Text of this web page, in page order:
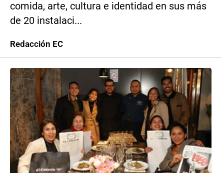
comida, arte, cultura e identidad en sus más
de 20 instalaci...
Redacción EC